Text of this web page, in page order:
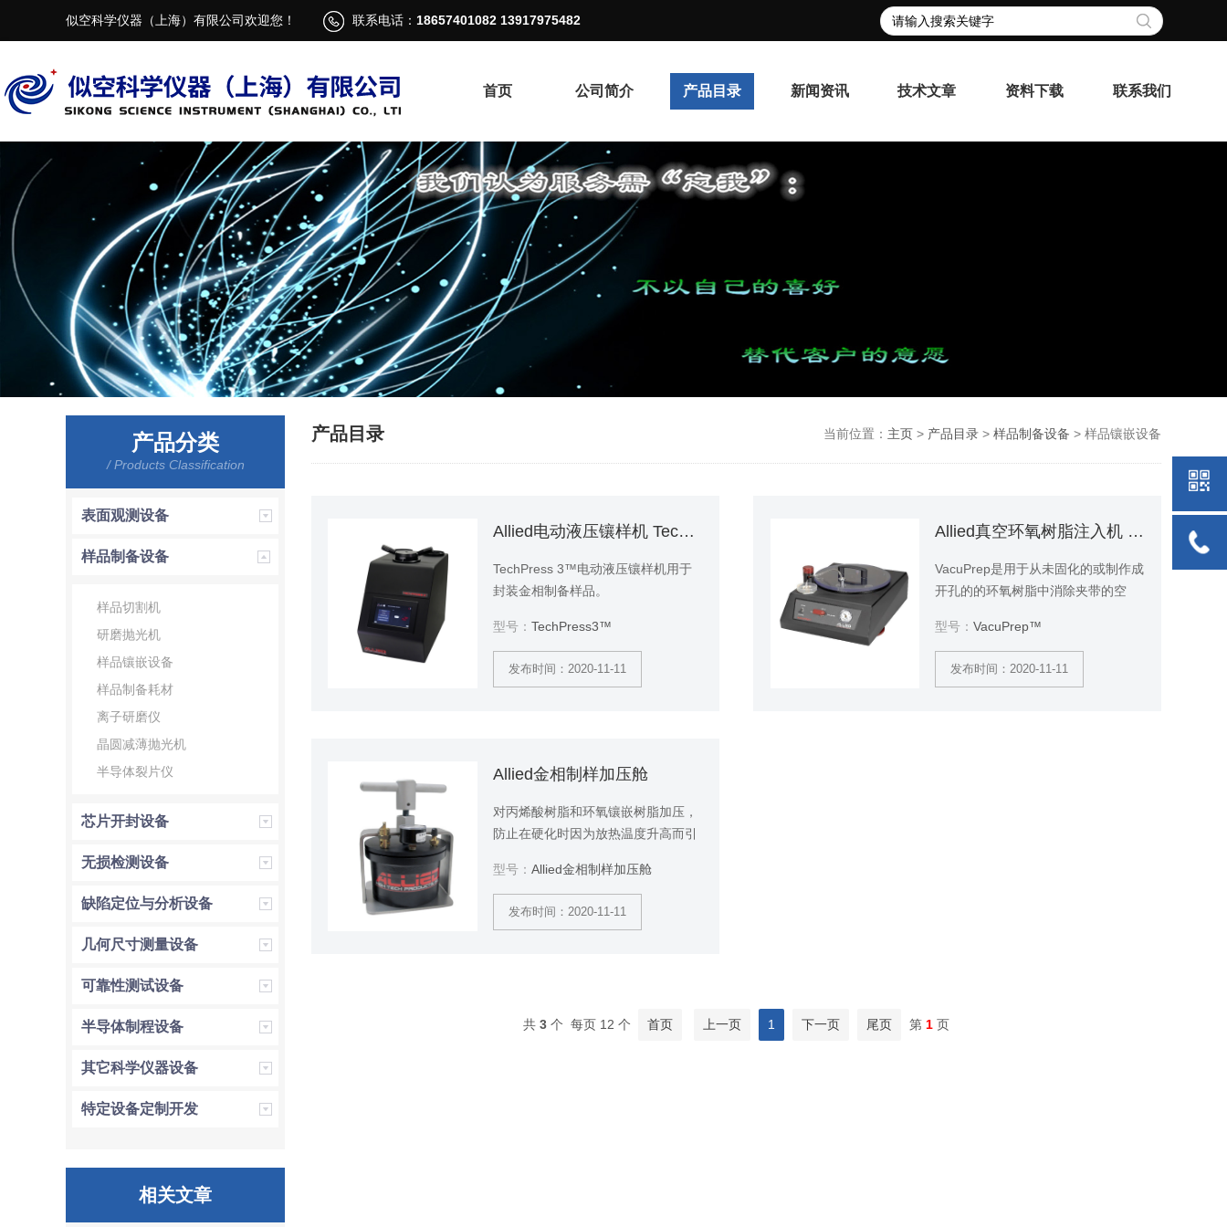
似空科学仪器（上海）有限公司欢迎您！ 联系电话： 18657401082 13917975482
首页 公司简介 产品目录 新闻资讯 技术文章 资料下载 联系我们
产品分类
/ Products Classification
表面观测设备
样品制备设备
样品切割机
研磨抛光机
样品镶嵌设备
样品制备耗材
离子研磨仪
晶圆减薄抛光机
半导体裂片仪
芯片开封设备
无损检测设备
缺陷定位与分析设备
几何尺寸测量设备
可靠性测试设备
半导体制程设备
其它科学仪器设备
特定设备定制开发
相关文章
产品目录 当前位置： 主页 > 产品目录 > 样品制备设备 > 样品镶嵌设备
Allied电动液压镶样机 TechPress3™
TechPress 3™电动液压镶样机用于
封装金相制备样品。
型号： TechPress3™
发布时间：2020-11-11
Allied真空环氧树脂注入机 VacuPrep™
VacuPrep是用于从未固化的或制作成
开孔的的环氧树脂中消除夹带的空
期间保持样品的一致性，减少开裂或
剥离的情况。可以真空抽取那些粘接
过或焊接过的包埋样品中的空气，也
型号： VacuPrep™
发布时间：2020-11-11
Allied金相制样加压舱
对丙烯酸树脂和环氧镶嵌树脂加压，
防止在硬化时因为放热温度升高而引
保持更清晰，提高镶嵌材料的粘附和
减少收缩。
型号： Allied金相制样加压舱
发布时间：2020-11-11
共 3个 每页 12 个 首页 上一页 1 下一页 尾页 第 1页